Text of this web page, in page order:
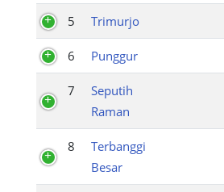
5 Trimurjo
6 Punggur
7
Seputih
Raman
8
Terbanggi
Besar